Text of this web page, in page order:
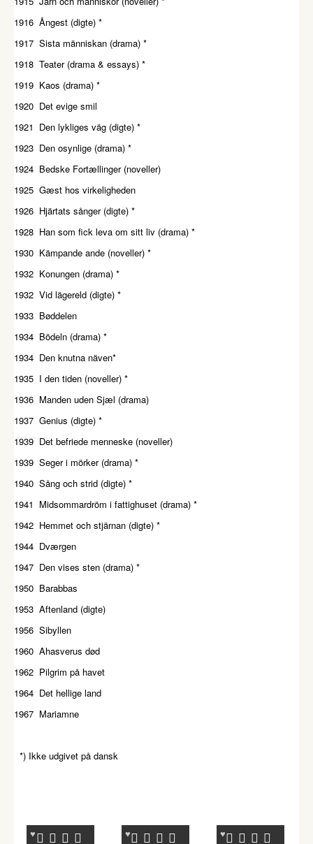
1916 Ångest (digte) *
1917 Sista människan (drama) *
1918 Teater (drama & essays) *
1919 Kaos (drama) *
1920 Det evige smil
1921 Den lykliges väg (digte) *
1923 Den osynlige (drama) *
1924 Bedske Fortællinger (noveller)
1925 Gæst hos virkeligheden
1926 Hjärtats sånger (digte) *
1928 Han som fick leva om sitt liv (drama) *
1930 Kämpande ande (noveller) *
1932 Konungen (drama) *
1932 Vid lägereld (digte) *
1933 Bøddelen
1934 Bödeln (drama) *
1934 Den knutna näven*
1935 I den tiden (noveller) *
1936 Manden uden Sjæl (drama)
1937 Genius (digte) *
1939 Det befriede menneske (noveller)
1939 Seger i mörker (drama) *
1940 Sång och strid (digte) *
1941 Midsommardröm i fattighuset (drama) *
1942 Hemmet och stjärnan (digte) *
1944 Dværgen
1947 Den vises sten (drama) *
1950 Barabbas
1953 Aftenland (digte)
1956 Sibyllen
1960 Ahasverus død
1962 Pilgrim på havet
1964 Det hellige land
1967 Mariamne
*) Ikke udgivet på dansk